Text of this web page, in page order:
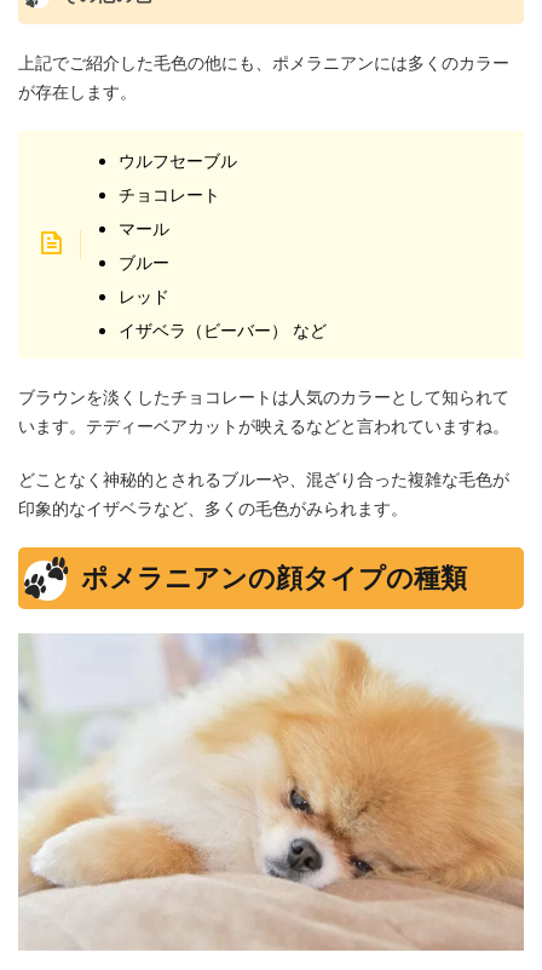
上記でご紹介した毛色の他にも、ポメラニアンには多くのカラー
が存在します。
ウルフセーブル
チョコレート
マール
ブルー
レッド
イザベラ（ビーバー） など
ブラウンを淡くしたチョコレートは人気のカラーとして知られて
います。テディーベアカットが映えるなどと言われていますね。
どことなく神秘的とされるブルーや、混ざり合った複雑な毛色が
印象的なイザベラなど、多くの毛色がみられます。
ポメラニアンの顔タイプの種類